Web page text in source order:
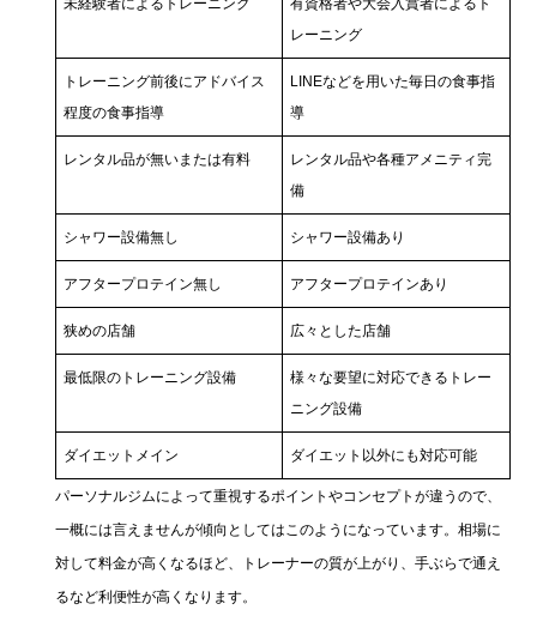
未経験者によるトレーニング
有資格者や大会入賞者によるト
レーニング
トレーニング前後にアドバイス
程度の食事指導
LINEなどを用いた毎日の食事指
導
レンタル品が無いまたは有料
レンタル品や各種アメニティ完
備
シャワー設備無し シャワー設備あり
アフタープロテイン無し アフタープロテインあり
狭めの店舗 広々とした店舗
最低限のトレーニング設備
様々な要望に対応できるトレー
ニング設備
ダイエットメイン ダイエット以外にも対応可能
パーソナルジムによって重視するポイントやコンセプトが違うので、
一概には言えませんが傾向としてはこのようになっています。相場に
対して料金が高くなるほど、トレーナーの質が上がり、手ぶらで通え
るなど利便性が高くなります。